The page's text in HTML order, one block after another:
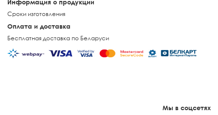
Информация о продукции
Сроки изготовления
Оплата и доставка
Бесплатная доставка по Беларуси
Мы в соцсетях